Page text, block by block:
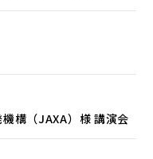
構（JAXA）様 講演会